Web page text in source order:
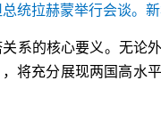
统拉赫蒙举行会谈。
系的核心要义。无论
将充分展现两国高水